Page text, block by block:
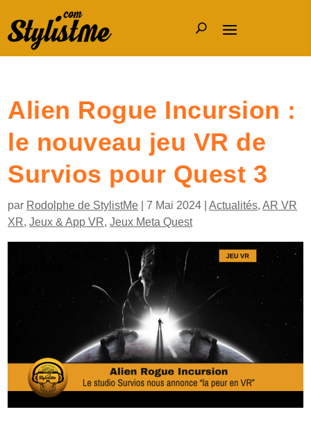
Alien Rogue Incursion :
le nouveau jeu VR de
Survios pour Quest 3
par Rodolphe de StylistMe |7 Mai 2024 |Actualités,AR VR
XR,Jeux & App VR,Jeux Meta Quest